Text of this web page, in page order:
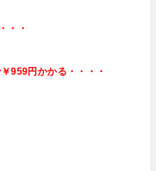
・・
959円かかる・・・・